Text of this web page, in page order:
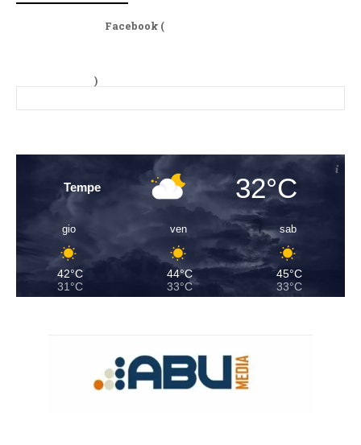
Facebook (
)
Tempe 32°C
gio
42°C
31°C
ven
44°C
33°C
sab
45°C
33°C